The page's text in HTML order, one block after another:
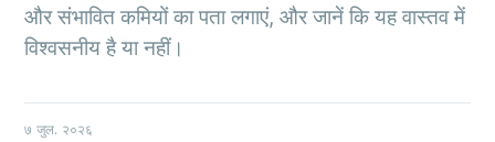
और संभावित कमियों का पता लगाएं, और जानें कि यह वास्तव में
विश्वसनीय है या नहीं।
७ जुल. २०२६